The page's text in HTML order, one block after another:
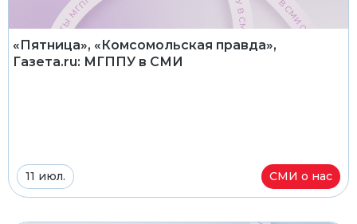
«Пятница», «Комсомольская правда»,
Газета.ru: МГППУ в СМИ
11 июл. СМИ о нас